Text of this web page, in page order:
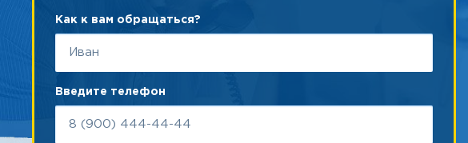
Как к вам обращаться?
Введите телефон